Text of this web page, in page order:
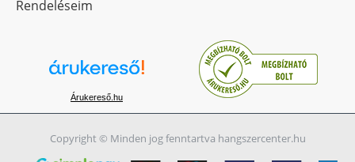
Rendeléseim
Árukereső.hu
Copyright © Minden jog fenntartva hangszercenter.hu